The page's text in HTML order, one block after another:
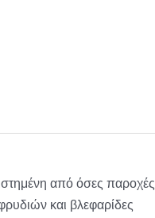
από όσες παροχές
και βλεφαρίδες